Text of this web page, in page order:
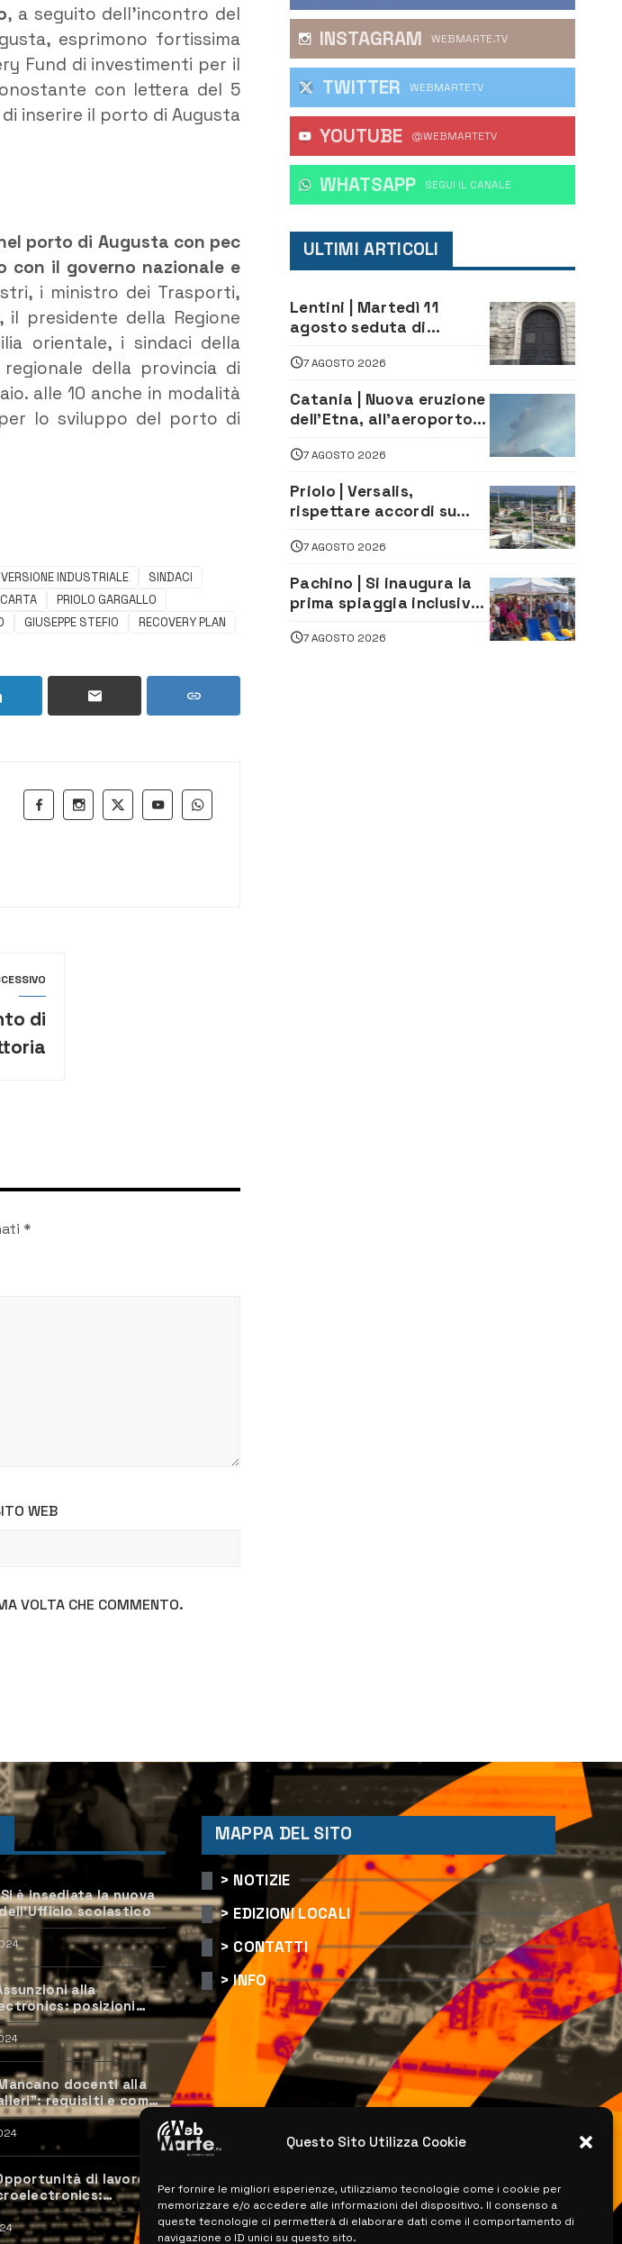
Questo Sito Utilizza Cookie
Per fornire le migliori esperienze, utilizziamo tecnologie come i cookie per
memorizzare e/o accedere alle informazioni del dispositivo. Il consenso a
queste tecnologie ci permetterà di elaborare dati come il comportamento di
navigazione o ID unici su questo sito.
, a seguito dell’incontro del
esprimono fortissima
Fund di investimenti per il
con lettera del 5
inserire il porto di Augusta
porto di Augusta con pec
con il governo nazionale e
i ministro dei Trasporti,
il presidente della Regione
orientale, i sindaci della
della provincia di
alle 10 anche in modalità
lo sviluppo del porto di
INDUSTRIALE
SINDACI
PRIOLO GARGALLO
GIUSEPPE STEFIO RECOVERY PLAN
di
*
WEB
VOLTA CHE COMMENTO.
INSTAGRAM WEBMARTE.TV
TWITTER WEBMARTETV
YOUTUBE @WEBMARTETV
WHATSAPP ‎SEGUI IL CANALE
ULTIMI ARTICOLI
Lentini | Martedì 11
agosto seduta di
7 AGOSTO 2026
Catania | Nuova eruzione
dell’Etna, all’aeroporto
dirottati
7 AGOSTO 2026
Priolo | Versalis,
rispettare accordi su
lavoro. Il sindaco scrive
alla società
7 AGOSTO 2026
Pachino | Si inaugura la
prima spiaggia inclusiva
assistenza e prevenzione
7 AGOSTO 2026
è insediata la nuova
scolastico
alla
posizioni
candidarsi
docenti alla
requisiti e come
di lavoro
assunzioni previste
MAPPA DEL SITO
> NOTIZIE
> EDIZIONI LOCALI
> CONTATTI
> INFO